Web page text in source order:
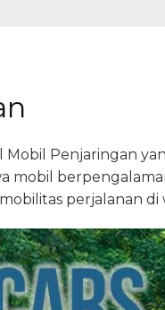
Penjaringan
mobil
perjalanan